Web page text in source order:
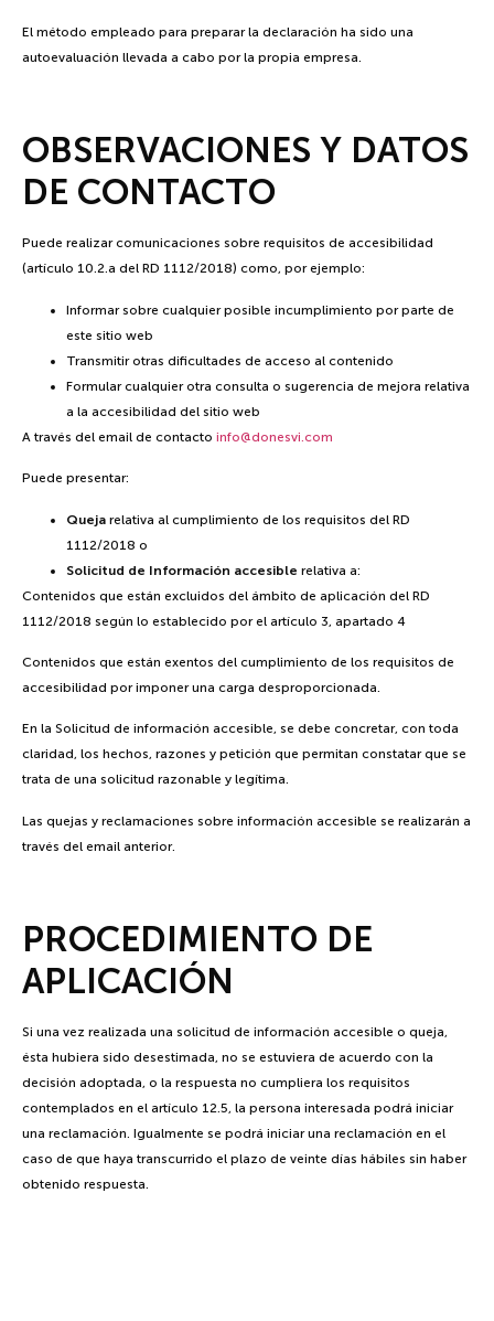
El método empleado para preparar la declaración ha sido una
autoevaluación llevada a cabo por la propia empresa.
OBSERVACIONES Y DATOS
DE CONTACTO
Puede realizar comunicaciones sobre requisitos de accesibilidad
(artículo 10.2.a del RD 1112/2018) como, por ejemplo:
Informar sobre cualquier posible incumplimiento por parte de
este sitio web
Transmitir otras dificultades de acceso al contenido
Formular cualquier otra consulta o sugerencia de mejora relativa
a la accesibilidad del sitio web
A través del email de contacto info@donesvi.com
Puede presentar:
Queja relativa al cumplimiento de los requisitos del RD
1112/2018 o
Solicitud de Información accesible relativa a:
Contenidos que están excluidos del ámbito de aplicación del RD
1112/2018 según lo establecido por el artículo 3, apartado 4
Contenidos que están exentos del cumplimiento de los requisitos de
accesibilidad por imponer una carga desproporcionada.
En la Solicitud de información accesible, se debe concretar, con toda
claridad, los hechos, razones y petición que permitan constatar que se
trata de una solicitud razonable y legítima.
Las quejas y reclamaciones sobre información accesible se realizarán a
través del email anterior.
PROCEDIMIENTO DE
APLICACIÓN
Si una vez realizada una solicitud de información accesible o queja,
ésta hubiera sido desestimada, no se estuviera de acuerdo con la
decisión adoptada, o la respuesta no cumpliera los requisitos
contemplados en el artículo 12.5, la persona interesada podrá iniciar
una reclamación. Igualmente se podrá iniciar una reclamación en el
caso de que haya transcurrido el plazo de veinte días hábiles sin haber
obtenido respuesta.